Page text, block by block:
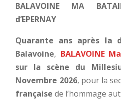
BALAVOINE MA
d’EPERNAY
Quarante ans après la
Balavoine, BALAVOINE
sur la scène du
Novembre 2026, pour la
française de l’hommage